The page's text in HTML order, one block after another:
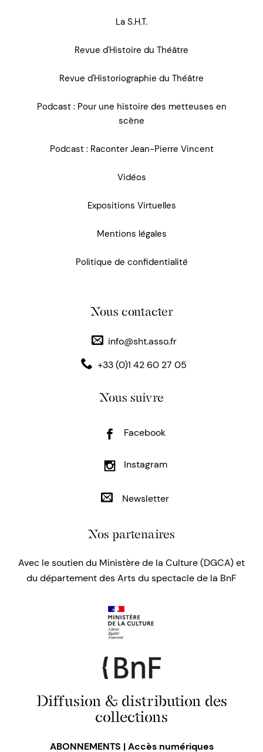
La S.H.T.
Revue d'Histoire du Théâtre
Revue d'Historiographie du Théâtre
Podcast : Pour une histoire des metteuses en
scène
Podcast : Raconter Jean-Pierre Vincent
Vidéos
Expositions Virtuelles
Mentions légales
Politique de confidentialité
Nous contacter
info@sht.asso.fr
+33 (0)1 42 60 27 05
Nous suivre
Facebook
Instagram
Newsletter
Nos partenaires
Avec le soutien du Ministère de la Culture (DGCA) et
du département des Arts du spectacle de la BnF
Diffusion & distribution des
collections
ABONNEMENTS | Accès numériques